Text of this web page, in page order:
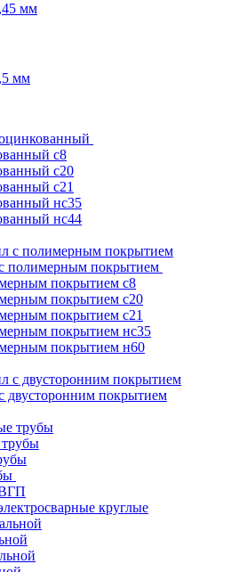
мм
мм
с8
с20
с21
нс35
нс44
полимерным покрытием
покрытием с8
покрытием с20
покрытием с21
покрытием нс35
покрытием н60
двусторонним покрытием
круглые